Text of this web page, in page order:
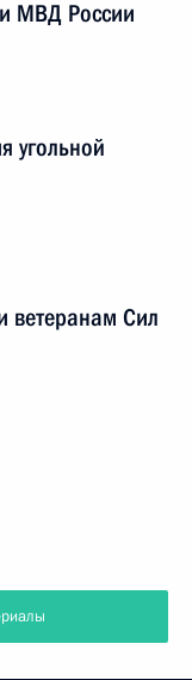
МВД России
угольной
ветеранам Сил